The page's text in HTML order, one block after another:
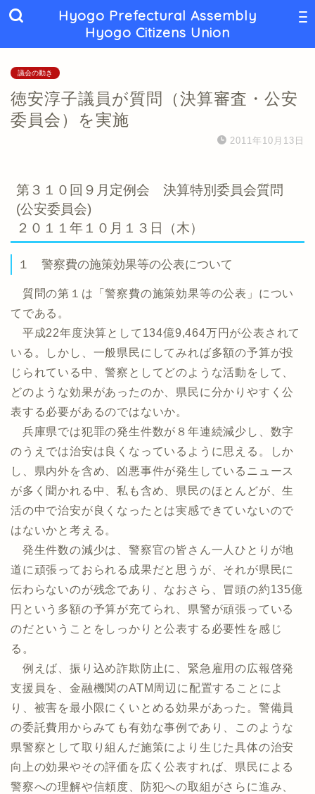
Hyogo Prefectural Assembly
Hyogo Citizens Union
議会の動き
徳安淳子議員が質問（決算審査・公安
委員会）を実施
2011年10月13日
第３１０回９月定例会 決算特別委員会質問
(公安委員会)
２０１１年１０月１３日（木）
１ 警察費の施策効果等の公表について
質問の第１は「警察費の施策効果等の公表」につい
てである。
平成22年度決算として134億9,464万円が公表されて
いる。しかし、一般県民にしてみれば多額の予算が投
じられている中、警察としてどのような活動をして、
どのような効果があったのか、県民に分かりやすく公
表する必要があるのではないか。
兵庫県では犯罪の発生件数が８年連続減少し、数字
のうえでは治安は良くなっているように思える。しか
し、県内外を含め、凶悪事件が発生しているニュース
が多く聞かれる中、私も含め、県民のほとんどが、生
活の中で治安が良くなったとは実感できていないので
はないかと考える。
発生件数の減少は、警察官の皆さん一人ひとりが地
道に頑張っておられる成果だと思うが、それが県民に
伝わらないのが残念であり、なおさら、冒頭の約135億
円という多額の予算が充てられ、県警が頑張っている
のだということをしっかりと公表する必要性を感じ
る。
例えば、振り込め詐欺防止に、緊急雇用の広報啓発
支援員を、金融機関のATM周辺に配置することによ
り、被害を最小限にくいとめる効果があった。警備員
の委託費用からみても有効な事例であり、このような
県警察として取り組んだ施策により生じた具体の治安
向上の効果やその評価を広く公表すれば、県民による
警察への理解や信頼度、防犯への取組がさらに進み、